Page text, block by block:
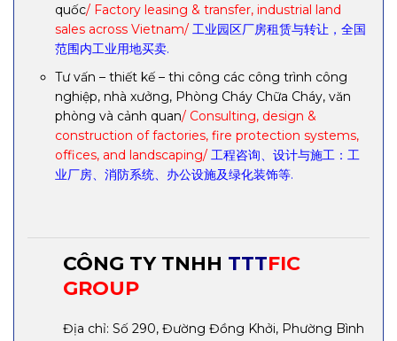
quốc/ Factory leasing & transfer, industrial land
sales across Vietnam/ 工业园区厂房租赁与转让，全国
范围内工业用地买卖.
Tư vấn – thiết kế – thi công các công trình công
nghiệp, nhà xưởng, Phòng Cháy Chữa Cháy, văn
phòng và cảnh quan/ Consulting, design &
construction of factories, fire protection systems,
offices, and landscaping/ 工程咨询、设计与施工：工
业厂房、消防系统、办公设施及绿化装饰等.
CÔNG TY TNHH TTTFIC
GROUP
Địa chỉ: Số 290, Đường Đồng Khởi, Phường Bình